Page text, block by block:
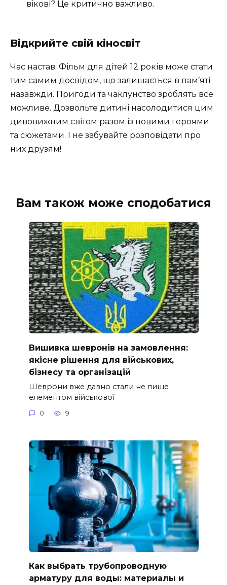
вікові? Це критично важливо.
Відкрийте свій кіносвіт
Час настав. Фільм для дітей 12 років може стати
тим самим досвідом, що залишається в пам’яті
назавжди. Пригоди та чаклунство зроблять все
можливе. Дозвольте дитині насолодитися цим
дивовижним світом разом із новими героями
та сюжетами. І не забувайте розповідати про
них друзям!
Вам також може сподобатися
Вишивка шевронів на замовлення:
якісне рішення для військових,
бізнесу та організацій
Шеврони вже давно стали не лише
елементом військової
0 9
Как выбрать трубопроводную
арматуру для воды: материалы и